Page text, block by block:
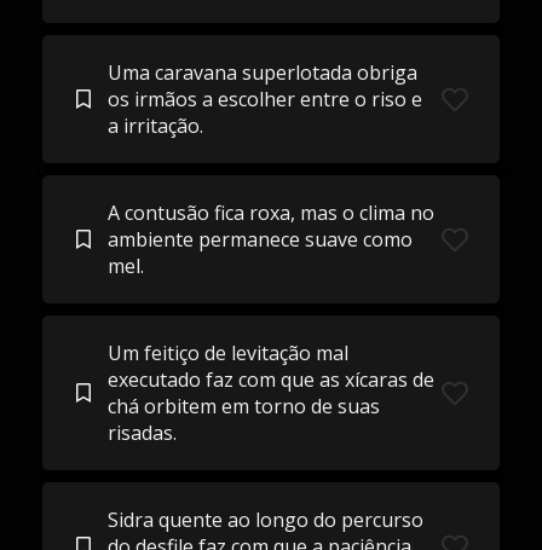
Uma caravana superlotada obriga
os irmãos a escolher entre o riso e
a irritação.
A contusão fica roxa, mas o clima no
ambiente permanece suave como
mel.
Um feitiço de levitação mal
executado faz com que as xícaras de
chá orbitem em torno de suas
risadas.
Sidra quente ao longo do percurso